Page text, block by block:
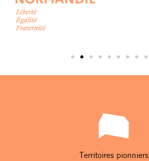
Territoires pionniers